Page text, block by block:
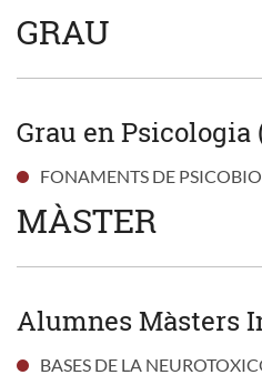
GRAU
Grau en Psicologia
FONAMENTS DE
MÀSTER
Alumnes Màsters
BASES DE LA